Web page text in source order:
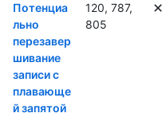
Потенциа
льно
перезавер
шивание
записи с
плавающе
й запятой
120, 787,
805